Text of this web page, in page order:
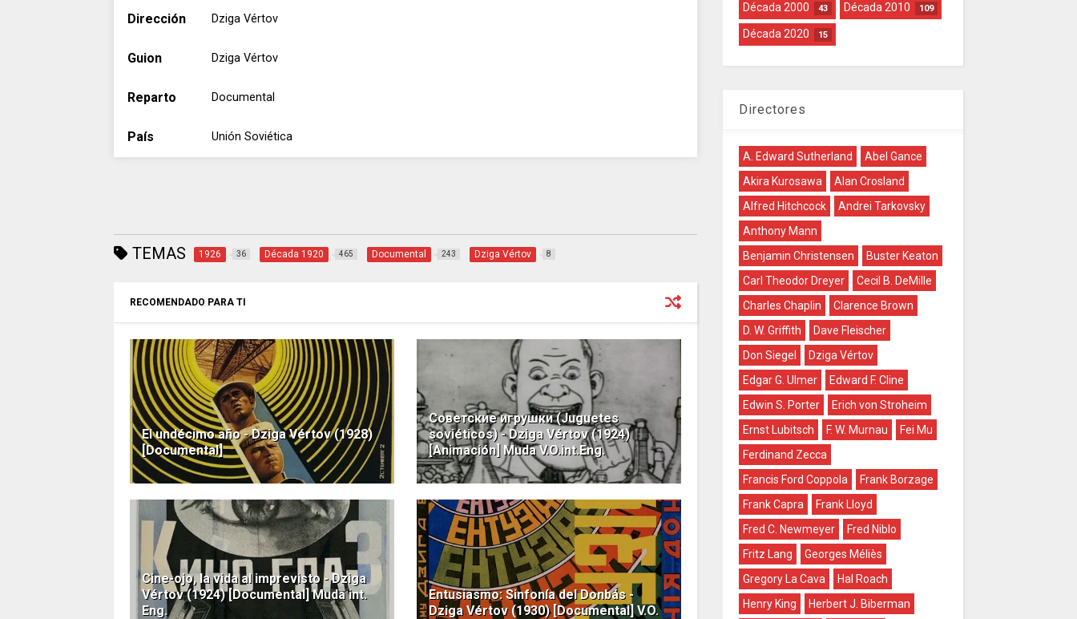
Dirección Dziga Vértov
Guion Dziga Vértov
Reparto Documental
País Unión Soviética
TEMAS 1926 36 Década 1920 465 Documental 243 Dziga Vértov 8
RECOMENDADO PARA TI
El undécimo año - Dziga Vértov (1928)
[Documental]
Советские игрушки (Juguetes
soviéticos) - Dziga Vértov (1924)
[Animación] Muda V.O.int.Eng.
Cine-ojo, la vida al imprevisto - Dziga
Vértov (1924) [Documental] Muda int.
Eng.
Entusiasmo: Sinfonía del Donbás -
Dziga Vértov (1930) [Documental] V.O.
Década 2000 43 Década 2010 109
Década 2020 15
Directores
A. Edward Sutherland
Abel Gance
Akira Kurosawa
Alan Crosland
Alfred Hitchcock
Andrei Tarkovsky
Anthony Mann
Benjamin Christensen
Buster Keaton
Carl Theodor Dreyer
Cecil B. DeMille
Charles Chaplin
Clarence Brown
D. W. Griffith
Dave Fleischer
Don Siegel
Dziga Vértov
Edgar G. Ulmer
Edward F. Cline
Edwin S. Porter
Erich von Stroheim
Ernst Lubitsch
F. W. Murnau
Fei Mu
Ferdinand Zecca
Francis Ford Coppola
Frank Borzage
Frank Capra
Frank Lloyd
Fred C. Newmeyer
Fred Niblo
Fritz Lang
Georges Méliès
Gregory La Cava
Hal Roach
Henry King
Herbert J. Biberman